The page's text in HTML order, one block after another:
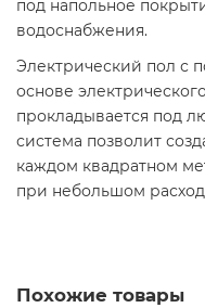
под напольное
водоснабжения.
Электрический пол с
основе
прокладывается под
система позволит
каждом квадратном
при небольшом
Похожие товары